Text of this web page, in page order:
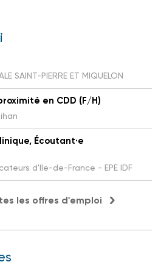
SAINT-PIERRE ET MIQUELON
en CDD (F/H)
Écoutant·e
d'Ile-de-France - EPE IDF
les offres d'emploi